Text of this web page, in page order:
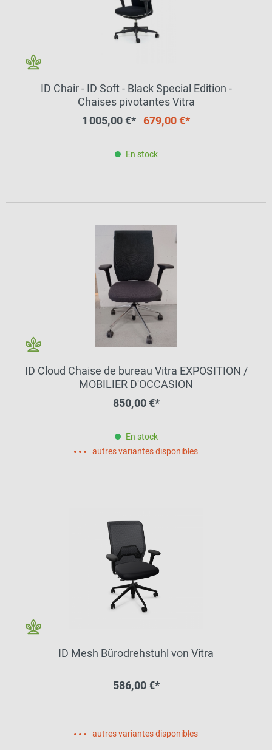
ID Chair - ID Soft - Black Special Edition -
Chaises pivotantes Vitra
1 005,00 €* 679,00 €*
En stock
ID Cloud Chaise de bureau Vitra EXPOSITION /
MOBILIER D'OCCASION
850,00 €*
En stock
autres variantes disponibles
ID Mesh Bürodrehstuhl von Vitra
586,00 €*
autres variantes disponibles